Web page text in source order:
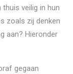
veilig in hun
zoals zij denken
aan? Hieronder
gegaan